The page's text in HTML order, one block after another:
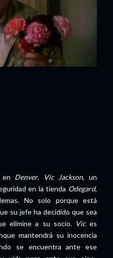
en Denver, Vic Jackson, un
en la tienda Odegard,
No solo porque está
su jefe ha decidido que sea
elimine a su socio. Vices
mantendrá su inocencia
se encuentra ante ese